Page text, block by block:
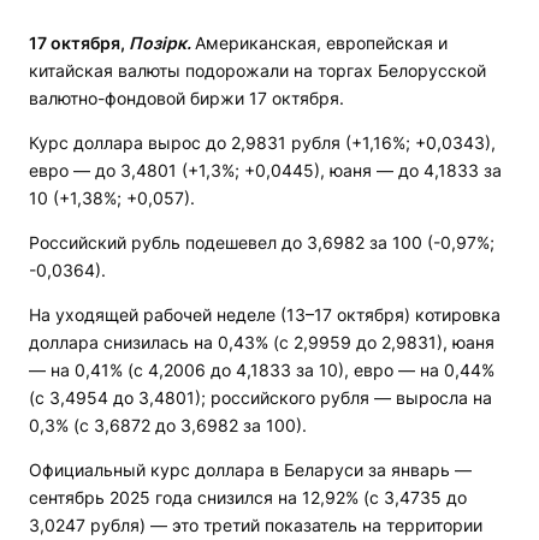
17 октября, Позірк.Американская, европейская и
китайская валюты подорожали на торгах Белорусской
валютно-фондовой биржи 17 октября.
Курс доллара вырос до 2,9831 рубля (+1,16%; +0,0343),
евро — до 3,4801 (+1,3%; +0,0445), юаня — до 4,1833 за
10 (+1,38%; +0,057).
Российский рубль подешевел до 3,6982 за 100 (-0,97%;
-0,0364).
На уходящей рабочей неделе (13–17 октября) котировка
доллара снизилась на 0,43% (с 2,9959 до 2,9831), юаня
— на 0,41% (с 4,2006 до 4,1833 за 10), евро — на 0,44%
(с 3,4954 до 3,4801); российского рубля — выросла на
0,3% (с 3,6872 до 3,6982 за 100).
Официальный курс доллара в Беларуси за январь —
сентябрь 2025 года снизился на 12,92% (с 3,4735 до
3,0247 рубля) — это третий показатель на территории